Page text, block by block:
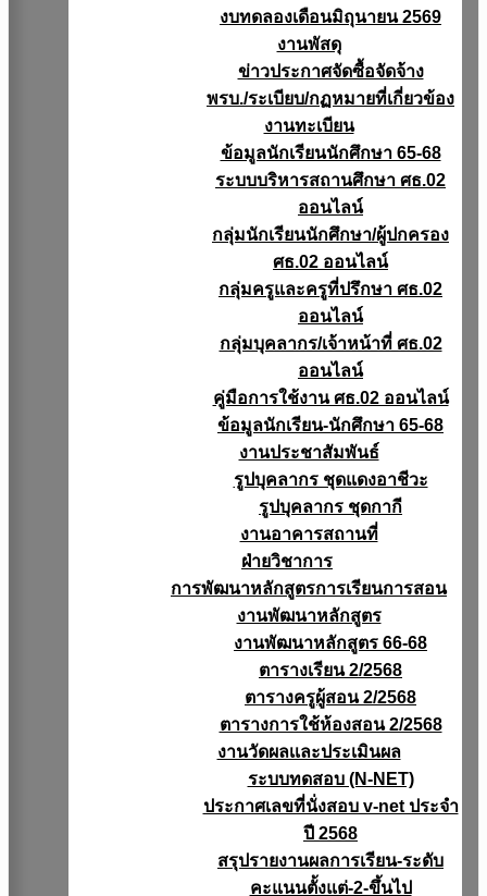
งบทดลองเดือนมิถุนายน 2569
งานพัสดุ
ข่าวประกาศจัดซื้อจัดจ้าง
พรบ./ระเบียบ/กฏหมายที่เกี่ยวข้อง
งานทะเบียน
ข้อมูลนักเรียนนักศึกษา 65-68
ระบบบริหารสถานศึกษา ศธ.02
ออนไลน์
กลุ่มนักเรียนนักศึกษา/ผู้ปกครอง
ศธ.02 ออนไลน์
กลุ่มครูและครูที่ปรึกษา ศธ.02
ออนไลน์
กลุ่มบุคลากร/เจ้าหน้าที่ ศธ.02
ออนไลน์
คู่มือการใช้งาน ศธ.02 ออนไลน์
ข้อมูลนักเรียน-นักศึกษา 65-68
งานประชาสัมพันธ์
รูปบุคลากร ชุดแดงอาชีวะ
รูปบุคลากร ชุดกากี
งานอาคารสถานที่
ฝ่ายวิชาการ
การพัฒนาหลักสูตรการเรียนการสอน
งานพัฒนาหลักสูตร
งานพัฒนาหลักสูตร 66-68
ตารางเรียน 2/2568
ตารางครูผู้สอน 2/2568
ตารางการใช้ห้องสอน 2/2568
งานวัดผลเเละประเมินผล
ระบบทดสอบ (N-NET)
ประกาศเลขที่นั่งสอบ v-net ประจำ
ปี 2568
สรุปรายงานผลการเรียน-ระดับ
คะแนนตั้งแต่-2-ขึ้นไป